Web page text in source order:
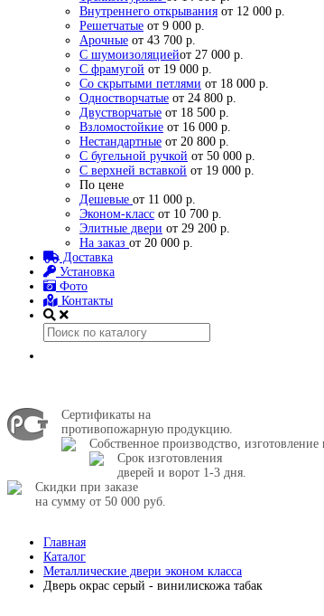
Внутреннего открывания от 12 000 р.
Решетчатые от 9 000 р.
Арочные от 43 700 р.
С шумоизоляциейот 27 000 р.
С фрамугой от 19 000 р.
Со скрытыми петлями от 18 000 р.
Одностворчатые от 24 800 р.
Двустворчатые от 18 500 р.
Взломостойкие от 16 000 р.
Нестандартные от 20 800 р.
С бугельной ручкой от 50 000 р.
С верхней вставкой от 19 000 р.
По цене
Дешевые от 11 000 р.
Эконом-класс от 10 700 р.
Элитные двери от 29 200 р.
На заказ от 20 000 р.
Доставка
Установка
Фото
Контакты
Сертификаты на
противопожарную продукцию.
Собственное производство,
Срок изготовления
дверей и ворот 1-3 дня.
Скидки при заказе
на сумму от 50 000 руб.
Главная
Каталог
Металлические двери эконом класса
Дверь окрас серый - винилискожа табак